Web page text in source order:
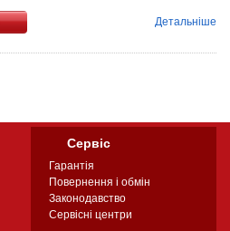
Детальніше
Сервіс
Гарантія
Повернення і обмін
Законодавство
Сервісні центри